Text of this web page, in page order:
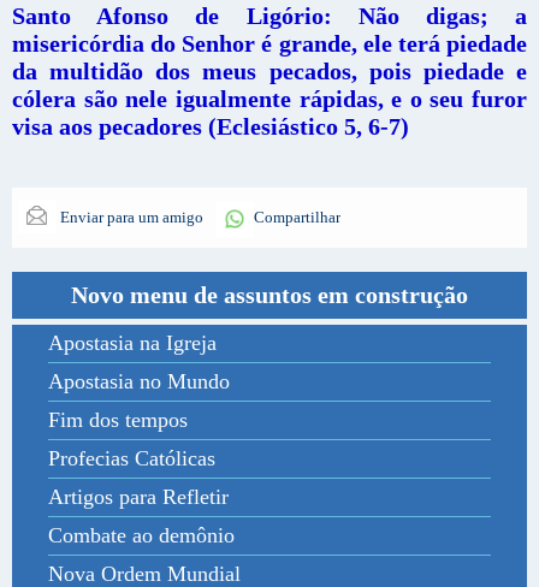
Santo Afonso de Ligório: Não digas; a
misericórdia do Senhor é grande, ele terá piedade
da multidão dos meus pecados, pois piedade e
cólera são nele igualmente rápidas, e o seu furor
visa aos pecadores (Eclesiástico 5, 6-7)
Enviar para um amigo Compartilhar
Novo menu de assuntos em construção
Apostasia na Igreja
Apostasia no Mundo
Fim dos tempos
Profecias Católicas
Artigos para Refletir
Combate ao demônio
Nova Ordem Mundial